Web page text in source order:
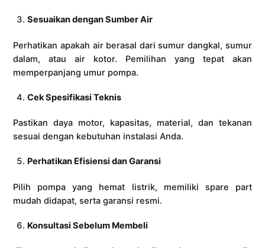
Sesuaikan dengan Sumber Air
Perhatikan apakah air berasal dari sumur dangkal, sumur
dalam, atau air kotor. Pemilihan yang tepat akan
memperpanjang umur pompa.
Cek Spesifikasi Teknis
Pastikan daya motor, kapasitas, material, dan tekanan
sesuai dengan kebutuhan instalasi Anda.
Perhatikan Efisiensi dan Garansi
Pilih pompa yang hemat listrik, memiliki spare part
mudah didapat, serta garansi resmi.
Konsultasi Sebelum Membeli